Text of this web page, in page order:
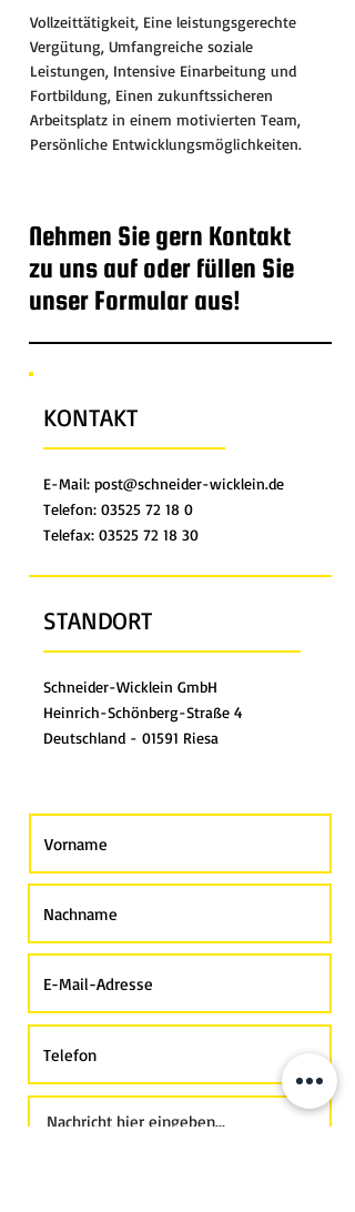
Vollzeittätigkeit, Eine leistungsgerechte
Vergütung, Umfangreiche soziale
Leistungen, Intensive Einarbeitung und
Fortbildung, Einen zukunftssicheren
Arbeitsplatz in einem motivierten Team,
Persönliche Entwicklungsmöglichkeiten.
Nehmen Sie gern Kontakt
zu uns auf oder füllen Sie
unser Formular aus!
KONTAKT
E-Mail: post@schneider-wicklein.de
Telefon: 03525 72 18 0
Telefax: 03525 72 18 30
STANDORT
Schneider-Wicklein GmbH
Heinrich-Schönberg-Straße 4
Deutschland - 01591 Riesa